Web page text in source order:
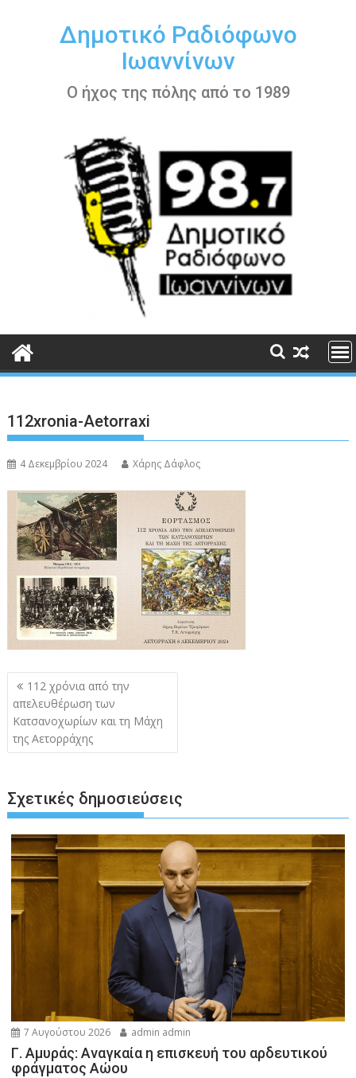
περιεχόμενοΔημοτικό Ραδιόφωνο
Ιωαννίνων
Ο ήχος της πόλης από το 1989
112xronia-Aetorraxi
4 Δεκεμβρίου 2024 Χάρης Δάφλος
Πλοήγηση
άρθρων
112 χρόνια από την
απελευθέρωση των
Κατσανοχωρίων και τη Μάχη
της Αετορράχης
Σχετικές δημοσιεύσεις
7 Αυγούστου 2026 admin admin
Γ. Αμυράς: Αναγκαία η επισκευή του αρδευτικού
φράγματος Αώου